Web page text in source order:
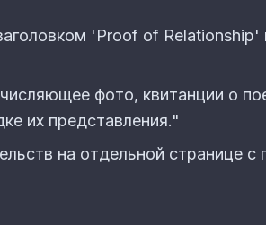
'Proof of Relationship'
фото, квитанции о
их представления."
на отдельной странице